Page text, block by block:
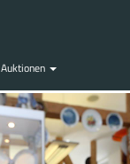
Auktionen